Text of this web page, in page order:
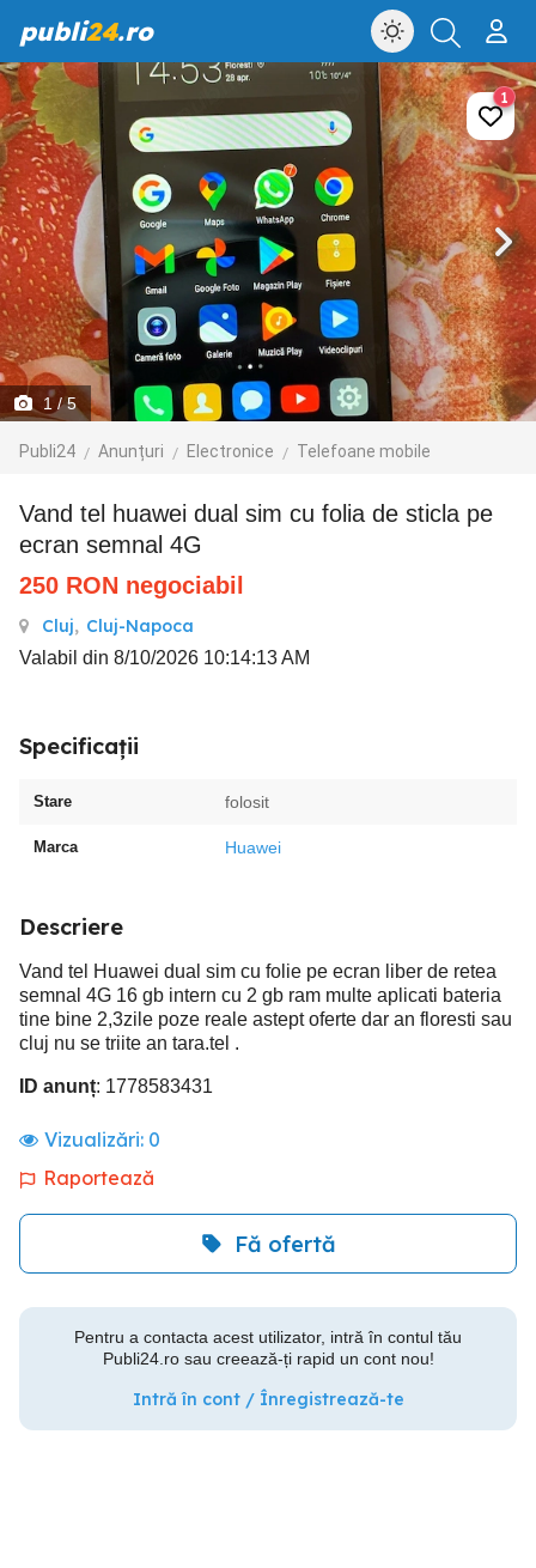
publi24.ro
1 / 5
Publi24 Anunțuri Electronice Telefoane mobile
1
Vand tel huawei dual sim cu folia de sticla pe
ecran semnal 4G
250 RON negociabil
Cluj, Cluj-Napoca
Valabil din 8/10/2026 10:14:13 AM
Specificații
Stare folosit
Marca Huawei
Descriere
Vand tel Huawei dual sim cu folie pe ecran liber de retea
semnal 4G 16 gb intern cu 2 gb ram multe aplicati bateria
tine bine 2,3zile poze reale astept oferte dar an floresti sau
cluj nu se triite an tara.tel .
ID anunț: 1778583431
Vizualizări: 0
Raportează
Fă ofertă
Pentru a contacta acest utilizator, intră în contul tău
Publi24.ro sau creează-ți rapid un cont nou!
Intră în cont / Înregistrează-te